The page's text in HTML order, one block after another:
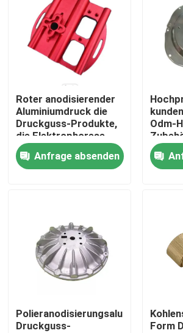
Produkte
VR Show
Über uns
Fabrik-Ausflug
Qualitätskontrolle
Nachrichten
Präzision cnc bearbeitete Teile
Roter anodisierender
Aluminiumdruck die
Druckguss-Produkte,
die Elektrophorese
galvanisieren
Anfrage absenden
Odm-
Zink-
Polieranodisierungsaluminium
Druckguss-
Form